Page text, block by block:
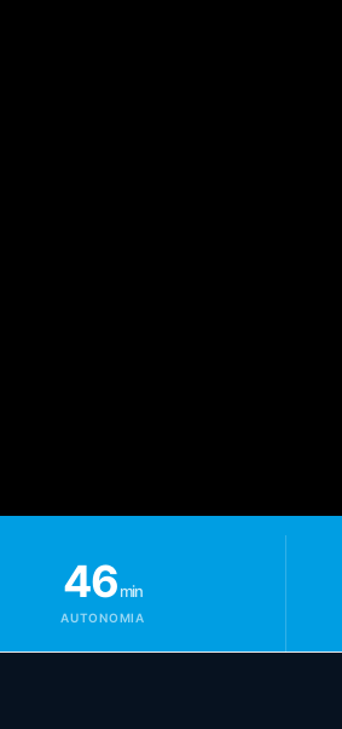
46min
AUTONOMIA